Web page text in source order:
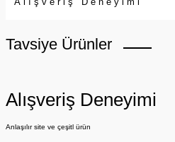
Tavsiye Ürünler
Alışveriş Deneyimi
Anlaşılır site ve çeşitl ürün